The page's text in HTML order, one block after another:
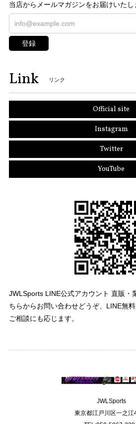
当店からメールマガジンをお届けいたし
登録
Link リンク
Official site
Instagram
Twitter
YouTube
JWLSports LINE公式アカウント 直販・
ちらからお問い合わせどうぞ、LINE無
ご相談にも応じます。
JWLSports
東京都江戸川区一之江